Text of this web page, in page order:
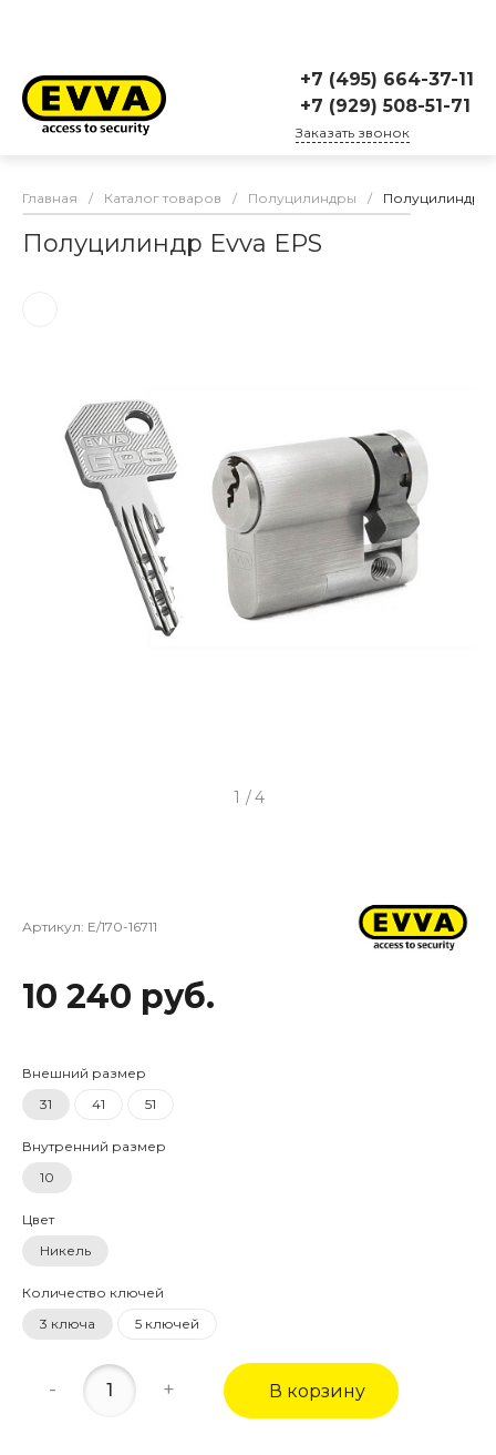
+7 (495) 664-37-11
+7 (929) 508-51-71
Заказать звонок
Главная / Каталог товаров / Полуцилиндры / Полуцилиндр
Полуцилиндр Evva EPS
1 /4
Артикул: E/170-16711
10 240 руб.
Внешний размер
31
41 51
Внутренний размер
10
Цвет
Никель
Количество ключей
3 ключа
5 ключей
- + В корзину